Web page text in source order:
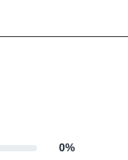
0%